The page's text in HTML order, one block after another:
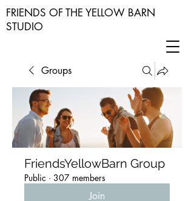
FRIENDS OF THE YELLOW BARN
STUDIO
Groups
FriendsYellowBarn Group
Public · 307 members
Join